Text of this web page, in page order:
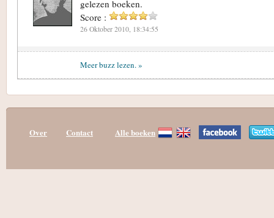
gelezen boeken.
Score :
26 Oktober 2010, 18:34:55
Meer buzz lezen. »
Over Contact Alle boeken